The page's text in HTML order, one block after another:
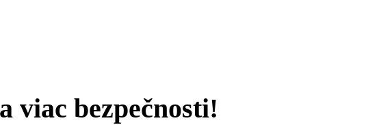
viac bezpečnosti!